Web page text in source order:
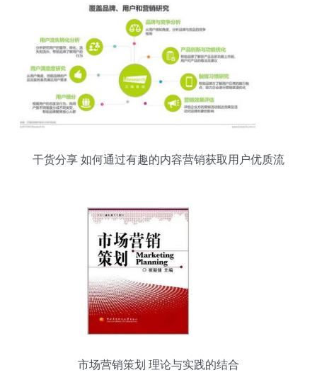
干货分享 如何通过有趣的内容营销获取用户优质流
市场营销策划 理论与实践的结合